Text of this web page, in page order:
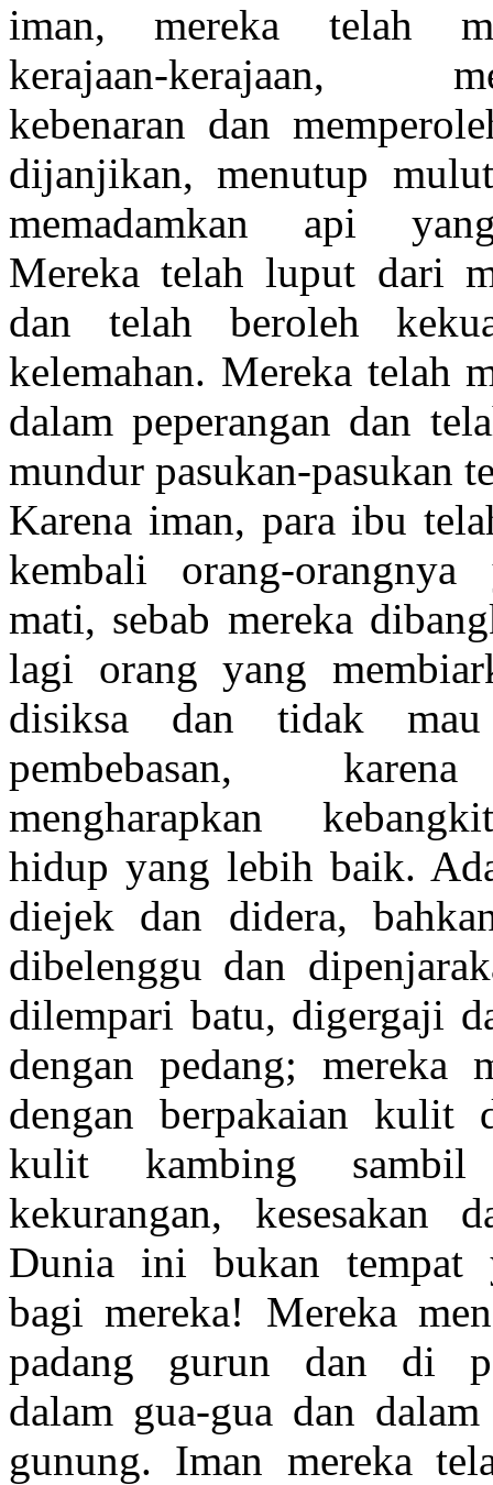
iman, mereka telah
kerajaan-kerajaan,
kebenaran dan
dijanjikan, menutup
memadamkan api
Mereka telah luput dari
dan telah beroleh
kelemahan. Mereka telah
dalam peperangan dan
mundur pasukan-pasukan
Karena iman, para ibu
kembali orang-
mati, sebab mereka
lagi orang yang
disiksa dan tidak mau
pembebasan,
mengharapkan
hidup yang lebih baik.
diejek dan didera,
dibelenggu dan
dilempari batu, digergaji
dengan pedang; mereka
dengan berpakaian kulit
kulit kambing sambil
kekurangan, kesesakan
Dunia ini bukan tempat
bagi mereka! Mereka
padang gurun dan di
dalam gua-gua dan dalam
gunung. Iman mereka